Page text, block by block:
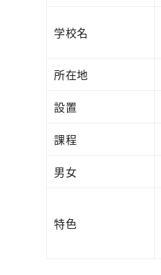
学校名
所在地
設置
課程
男女
特色